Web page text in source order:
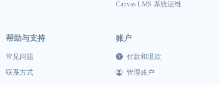
Canvas LMS 系统运维
帮助与支持
常见问题
联系方式
账户
付款和退款
管理账户